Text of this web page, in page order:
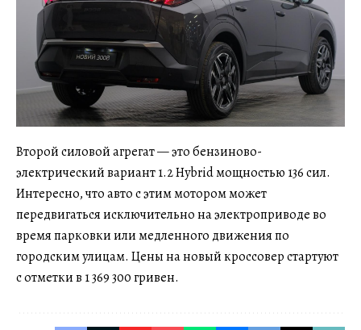
Второй силовой агрегат — это бензиново-
электрический вариант 1.2 Hybrid мощностью 136 сил.
Интересно, что авто с этим мотором может
передвигаться исключительно на электроприводе во
время парковки или медленного движения по
городским улицам. Цены на новый кроссовер стартуют
с отметки в 1 369 300 гривен.